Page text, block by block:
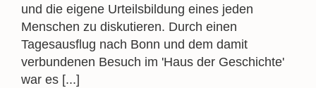
und die eigene Urteilsbildung eines jeden
Menschen zu diskutieren. Durch einen
Tagesausflug nach Bonn und dem damit
verbundenen Besuch im 'Haus der Geschichte'
war es [...]